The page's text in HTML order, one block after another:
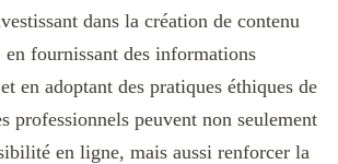
dans la création de contenu
en fournissant des informations
en adoptant des pratiques éthiques de
professionnels peuvent non seulement
en ligne, mais aussi renforcer la